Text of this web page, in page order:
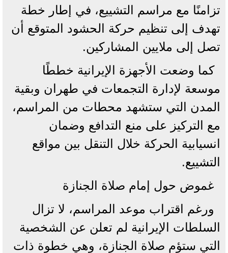
تزامنًا مع مراسم التشييع، في إطار خطة
تهدف إلى تنظيم حركة الحشود المتوقع أن
تصل إلى ملايين المشاركين.
كما وضعت الأجهزة الإيرانية خططًا
موسعة لإدارة التجمعات في طهران وبقية
المدن التي ستشهد محطات من المراسم،
مع التركيز على منع التدافع وضمان
انسيابية الحركة خلال التنقل بين مواقع
التشييع.
غموض حول إمام صلاة الجنازة
ورغم اقتراب موعد المراسم، لا تزال
السلطات الإيرانية لم تعلن عن الشخصية
التي ستؤم صلاة الجنازة، وهي خطوة ذات